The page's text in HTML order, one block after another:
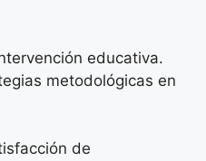
educativa.
metodológicas en
de